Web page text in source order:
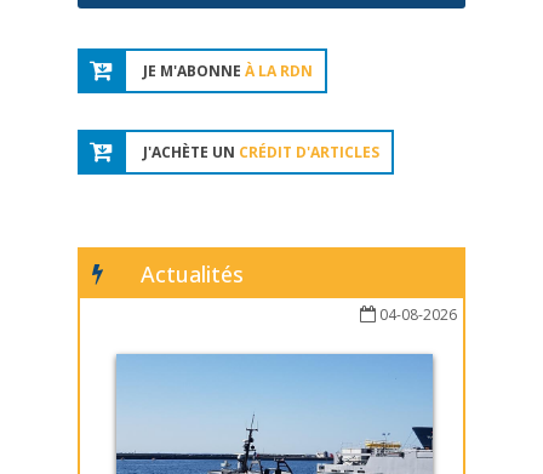
JE M'ABONNE À LA RDN
J'ACHÈTE UN CRÉDIT D'ARTICLES
Actualités
04-08-2026